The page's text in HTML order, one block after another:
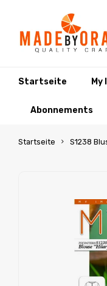
Startseite My
Abonnements
Startseite S1238